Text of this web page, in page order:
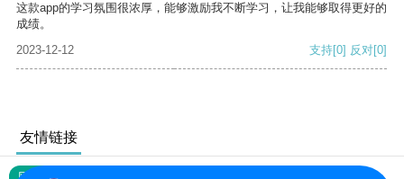
这款app的学习氛围很浓厚，能够激励我不断学习，让我能够取得更好的
成绩。
2023-12-12
支持[0] 反对[0]
友情链接